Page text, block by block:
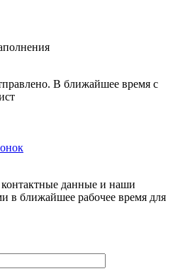
В ближайшее время с
данные и наши
в ближайшее рабочее время для